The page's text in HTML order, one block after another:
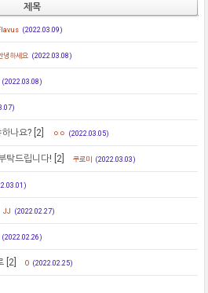
제목
(2022.03.09)
녕하세요 (2022.03.08)
(2022.03.08)
나요? [2] ㅇㅇ (2022.03.05)
탁드립니다! [2] 쿠로미 (2022.03.03)
JJ (2022.02.27)
(2022.02.26)
[2] O (2022.02.25)